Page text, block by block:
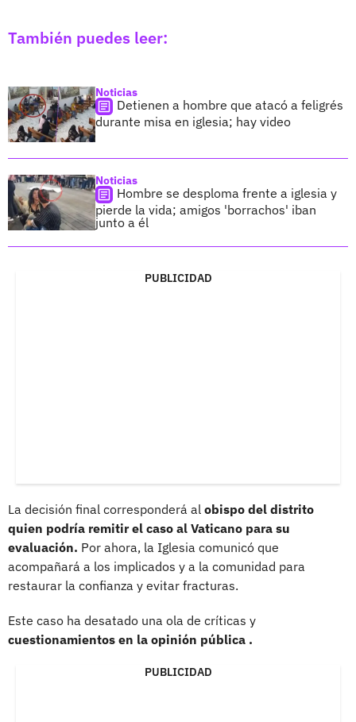
También puedes leer:
Noticias
Detienen a hombre que atacó a feligrés
durante misa en iglesia; hay video
Noticias
Hombre se desploma frente a iglesia y
pierde la vida; amigos 'borrachos' iban
junto a él
PUBLICIDAD
La decisión final corresponderá al obispo del distrito
quien podría remitir el caso al Vaticano para su
evaluación. Por ahora, la Iglesia comunicó que
acompañará a los implicados y a la comunidad para
restaurar la confianza y evitar fracturas.
Este caso ha desatado una ola de críticas y
cuestionamientos en la opinión pública .
PUBLICIDAD